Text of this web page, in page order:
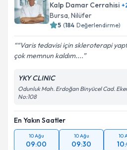
Kalp Damar Cerrahisi +
Bursa, Nilüfer
5 (184 Değerlendirme)
“Varis tedavisi için skleroterapi
çok memnun kaldım....
YKY CLINIC
Odunluk Mah. Erdoğan Binyücel Cad.
No:108
En Yakın Saatler
10 Ağu
09:00
10 Ağu
09:30
10